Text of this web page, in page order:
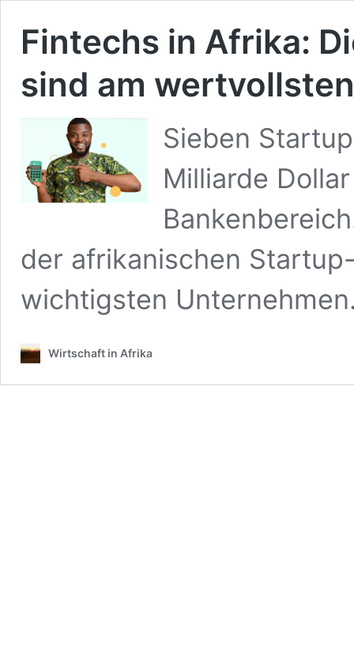
Fintechs in Afrika:
sind am wertvollsten
Sieben
Milliarde
der afrikanischen
wichtigsten
Wirtschaft in Afrika